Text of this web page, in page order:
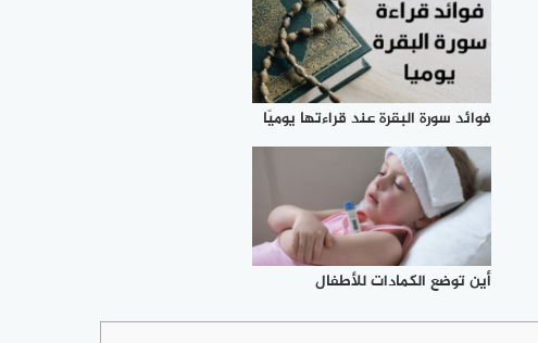
فوائد سورة البقرة عند قراءتها يوميًا
أين توضع الكمادات للأطفال